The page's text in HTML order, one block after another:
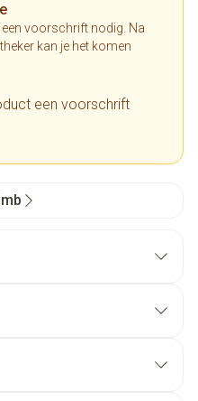
voorschrift nodig. Na
kan je het komen
een voorschrift